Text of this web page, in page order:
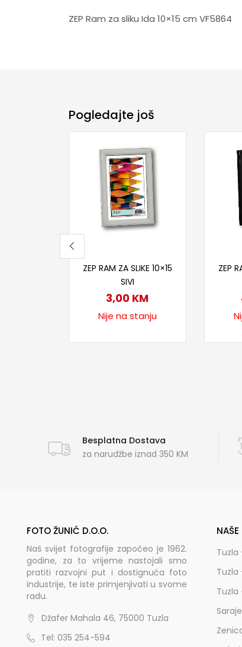
ZEP Ram za sliku Ida 10×15 cm VF5864
Pogledajte još
ZEP RAM ZA SLIKE 10×15
SIVI
3,00 KM
Nije na stanju
ZEP
Besplatna Dostava
za narudžbe iznad 350 KM
FOTO ŽUNIĆ D.O.O.
Naš svijet fotografije započeo je 1962.
godine, za to vrijeme nastojali smo
pratiti razvojni put i dostignuća foto
industrije, te iste primjenjivati u svome
radu.
Džafer Mahala 46, 75000 Tuzla
Tel: 035 254-594
Tuzla
Tuzla
Tuzla